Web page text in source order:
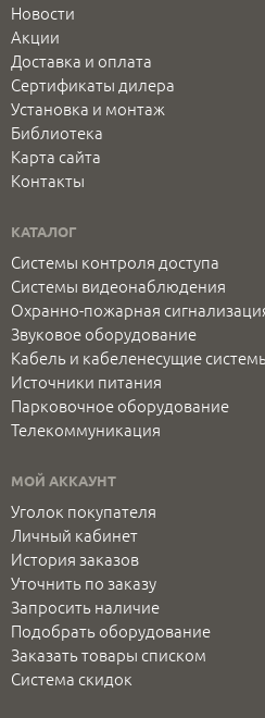
Новости
Акции
Доставка и оплата
Сертификаты дилера
Установка и монтаж
Библиотека
Карта сайта
Контакты
КАТАЛОГ
Системы контроля доступа
Системы видеонаблюдения
Охранно-пожарная
Звуковое оборудование
Кабель и кабеленесущие
Источники питания
Парковочное оборудование
Телекоммуникация
МОЙ АККАУНТ
Уголок покупателя
Личный кабинет
История заказов
Уточнить по заказу
Запросить наличие
Подобрать оборудование
Заказать товары списком
Система скидок